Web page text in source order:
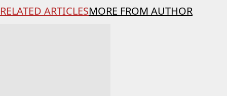
RELATED ARTICLESMORE FROM AUTHOR